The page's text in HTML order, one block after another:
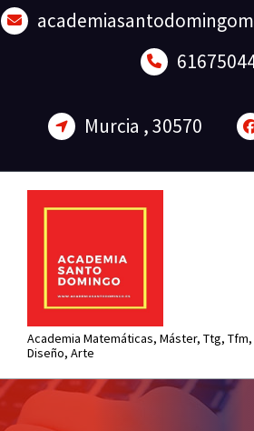
Saltar
al
Murcia , 30570
Academia Matemáticas, Máster, Ttg, Tfm,
Diseño, Arte